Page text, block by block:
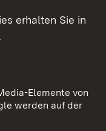
erhalten Sie in
.
Elemente von
werden auf der